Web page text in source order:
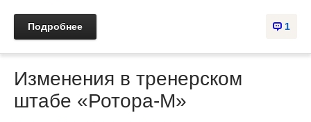
1
Подробнее
Изменения в тренерском
штабе «Ротора-М»